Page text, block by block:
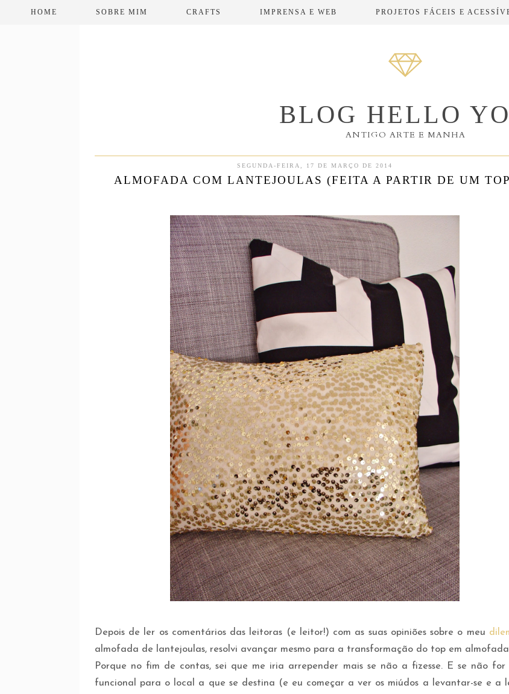
HOME SOBRE MIM CRAFTS IMPRENSA E WEB PROJETOS FÁCEIS E
BLOG HELLO
ANTIGO ARTE E MANHA
SEGUNDA-FEIRA, 17 DE MARÇO DE 2014
ALMOFADA COM LANTEJOULAS (FEITA A PARTIR DE UM
Depois de ler os comentários das leitoras (e leitor!) com as suas opiniões sobre o meu
almofada de lantejoulas, resolvi avançar mesmo para a transformação do top em
Porque no fim de contas, sei que me iria arrepender mais se não a fizesse. E se não for
funcional para o local a que se destina (e eu começar a ver os miúdos a levantar-se e a